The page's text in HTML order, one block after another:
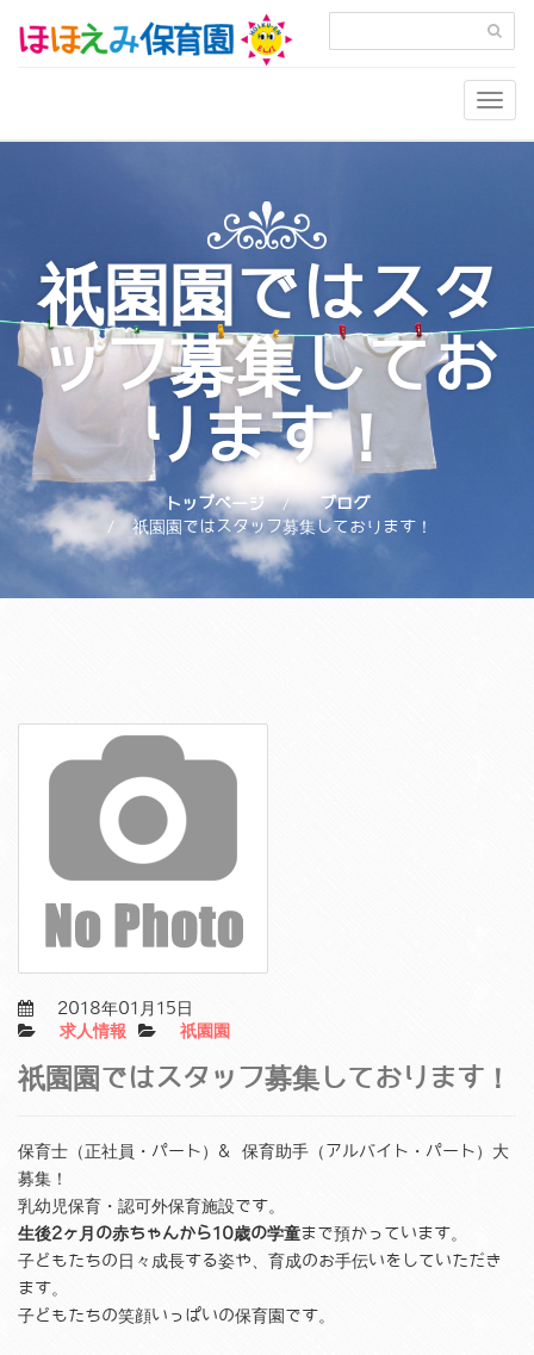
祇園園ではスタ
ッフ募集してお
ります！
トップページ
ブログ
祇園園ではスタッフ募集しております！
2018年01月15日
求人情報
祇園園
祇園園ではスタッフ募集しております！
保育士（正社員・パート）& 保育助手（アルバイト・パート）大
募集！
乳幼児保育・認可外保育施設です。
生後2ヶ月の赤ちゃんから10歳の学童まで預かっています。
子どもたちの日々成長する姿や、育成のお手伝いをしていただき
ます。
子どもたちの笑顔いっぱいの保育園です。